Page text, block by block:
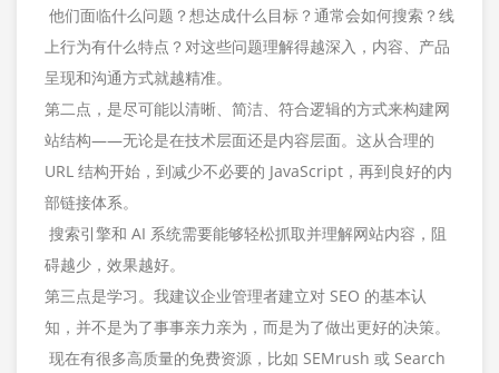
他们面临什么问题？想达成什么目标？通常会如何搜索？线
上行为有什么特点？对这些问题理解得越深入，内容、产品
呈现和沟通方式就越精准。
第二点，是尽可能以清晰、简洁、符合逻辑的方式来构建网
站结构——无论是在技术层面还是内容层面。这从合理的
URL 结构开始，到减少不必要的 JavaScript，再到良好的内
部链接体系。
搜索引擎和 AI 系统需要能够轻松抓取并理解网站内容，阻
碍越少，效果越好。
第三点是学习。我建议企业管理者建立对 SEO 的基本认
知，并不是为了事事亲力亲为，而是为了做出更好的决策。
现在有很多高质量的免费资源，比如 SEMrush 或 Search